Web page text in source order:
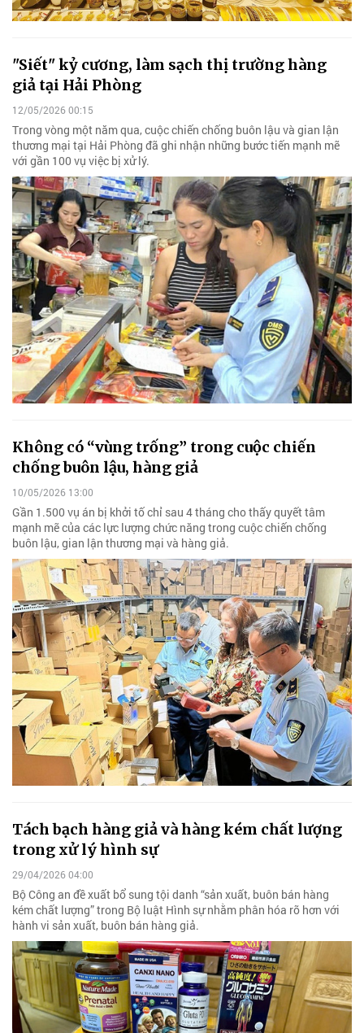
"Siết" kỷ cương, làm sạch thị trường hàng
giả tại Hải Phòng
12/05/2026 00:15
Trong vòng một năm qua, cuộc chiến chống buôn lậu và gian lận
thương mại tại Hải Phòng đã ghi nhận những bước tiến mạnh mẽ
với gần 100 vụ việc bị xử lý.
Không có “vùng trống” trong cuộc chiến
chống buôn lậu, hàng giả
10/05/2026 13:00
Gần 1.500 vụ án bị khởi tố chỉ sau 4 tháng cho thấy quyết tâm
mạnh mẽ của các lực lượng chức năng trong cuộc chiến chống
buôn lậu, gian lận thương mại và hàng giả.
Tách bạch hàng giả và hàng kém chất lượng
trong xử lý hình sự
29/04/2026 04:00
Bộ Công an đề xuất bổ sung tội danh “sản xuất, buôn bán hàng
kém chất lượng” trong Bộ luật Hình sự nhằm phân hóa rõ hơn với
hành vi sản xuất, buôn bán hàng giả.